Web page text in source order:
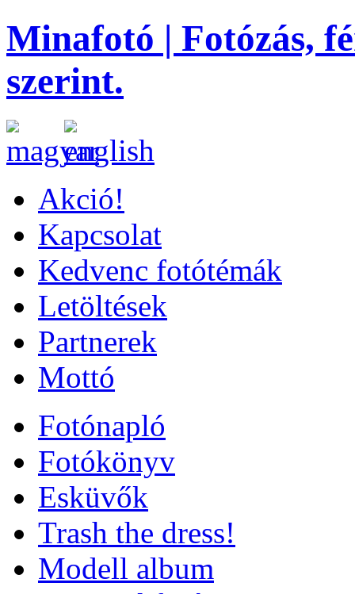
Minafotó | Fotózás,
szerint.
Akció!
Kapcsolat
Kedvenc fotótémák
Letöltések
Partnerek
Mottó
Fotónapló
Fotókönyv
Esküvők
Trash the dress!
Modell album